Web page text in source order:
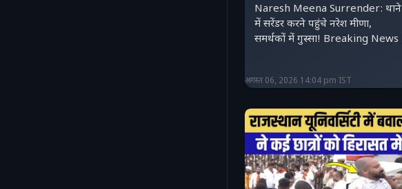
Naresh Meena Surrender: थाने
में सरेंडर करने पहुंचे नरेश मीणा,
समर्थकों में गुस्सा! Breaking News
अगस्त 06, 2026 14:04 pm IST